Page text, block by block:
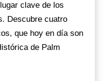
clave de los
Descubre cuatro
que hoy en día son
de Palm